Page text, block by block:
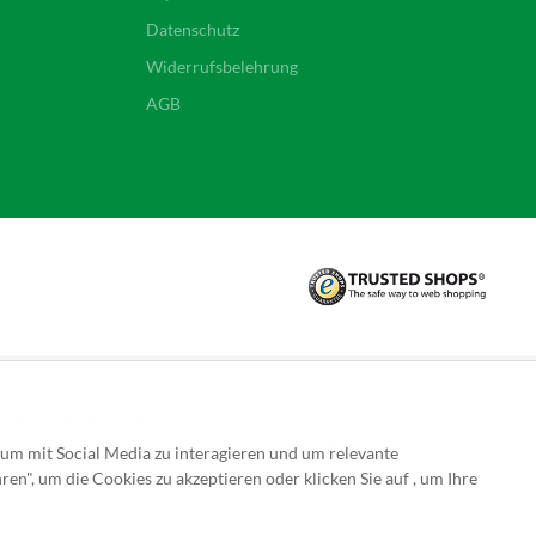
Datenschutz
Widerrufsbelehrung
AGB
daher (rein netto, zzgl. 19% MwSt.) und Versandkosten. Falls
mit Social Media zu interagieren und um relevante
um die Cookies zu akzeptieren oder klicken Sie auf , um Ihre